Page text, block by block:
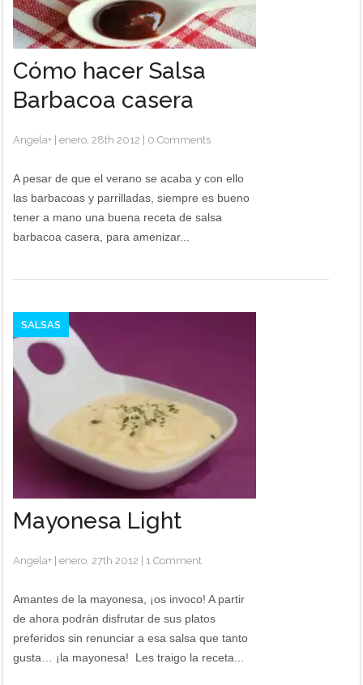
Cómo hacer Salsa
Barbacoa casera
Angela+ |enero, 28th 2012 0 Comments
A pesar de que el verano se acaba y con ello
las barbacoas y parrilladas, siempre es bueno
tener a mano una buena receta de salsa
barbacoa casera, para amenizar...
SALSAS
Mayonesa Light
Angela+ |enero, 27th 2012 1 Comment
Amantes de la mayonesa, ¡os invoco! A partir
de ahora podrán disfrutar de sus platos
preferidos sin renunciar a esa salsa que tanto
gusta… ¡la mayonesa! Les traigo la receta...